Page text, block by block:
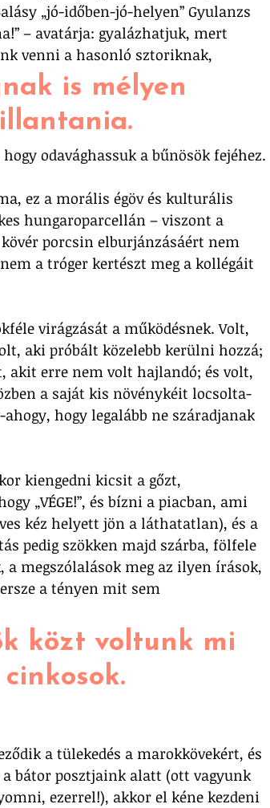
„jó-időben-jó-helyen” Gyulanzs
– avatárja: gyalázhatjuk, mert
venni a hasonló sztoriknak,
is mélyen
odavághassuk a bűnösök fejéhez.
ez a morális égöv és kulturális
hungaroparcellán – viszont a
porcsin elburjánzásáért nem
a tróger kertészt meg a kollégáit
virágzását a működésnek. Volt,
aki próbált közelebb kerülni hozzá;
erre nem volt hajlandó; és volt,
a saját kis növénykéit locsolta-
hogy legalább ne száradjanak
kiengedni kicsit a gőzt,
„VÉGE!”, és bízni a piacban, ami
kéz helyett jön a láthatatlan), és a
pedig szökken majd szárba, fölfele
megszólalások meg az ilyen írások,
a tényen mit sem
közt voltunk mi
a tülekedés a marokkövekért, és
bátor posztjaink alatt (ott vagyunk
ezerrel!), akkor el kéne kezdeni